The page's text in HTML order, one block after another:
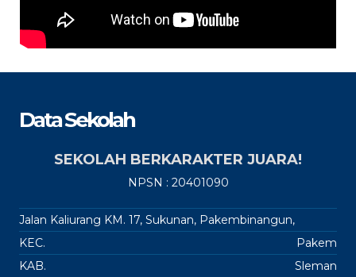
Data Sekolah
SEKOLAH BERKARAKTER JUARA!
NPSN : 20401090
Jalan Kaliurang KM. 17, Sukunan, Pakembinangun,
KEC.
Pakem
KAB.
Sleman